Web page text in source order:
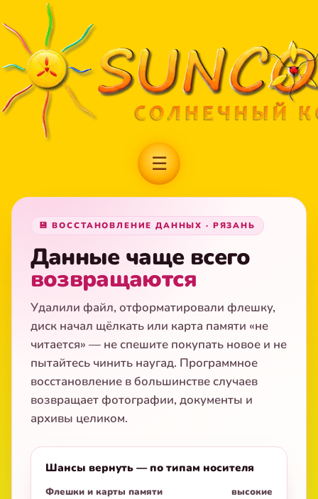
☰
💾 ВОССТАНОВЛЕНИЕ ДАННЫХ · РЯЗАНЬ
Данные чаще всего
возвращаются
Удалили файл, отформатировали флешку,
диск начал щёлкать или карта памяти «не
читается» — не спешите покупать новое и не
пытайтесь чинить наугад. Программное
восстановление в большинстве случаев
возвращает фотографии, документы и
архивы целиком.
Шансы вернуть — по типам носителя
Флешки и карты памяти высокие